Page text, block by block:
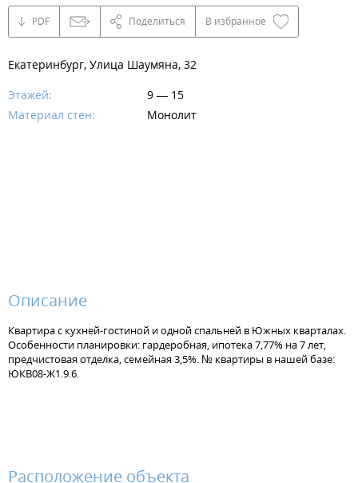
PDF Поделиться В избранное
Екатеринбург, ​Улица Шаумяна, 32
Этажей:
9 — 15
Материал стен:
Монолит
Описание
Квартира с кухней-гостиной и одной спальней в Южных кварталах.
Особенности планировки: гардеробная, ипотека 7,77% на 7 лет,
предчистовая отделка, семейная 3,5%. № квартиры в нашей базе:
ЮКВ08-Ж1.9.6.
Расположение объекта